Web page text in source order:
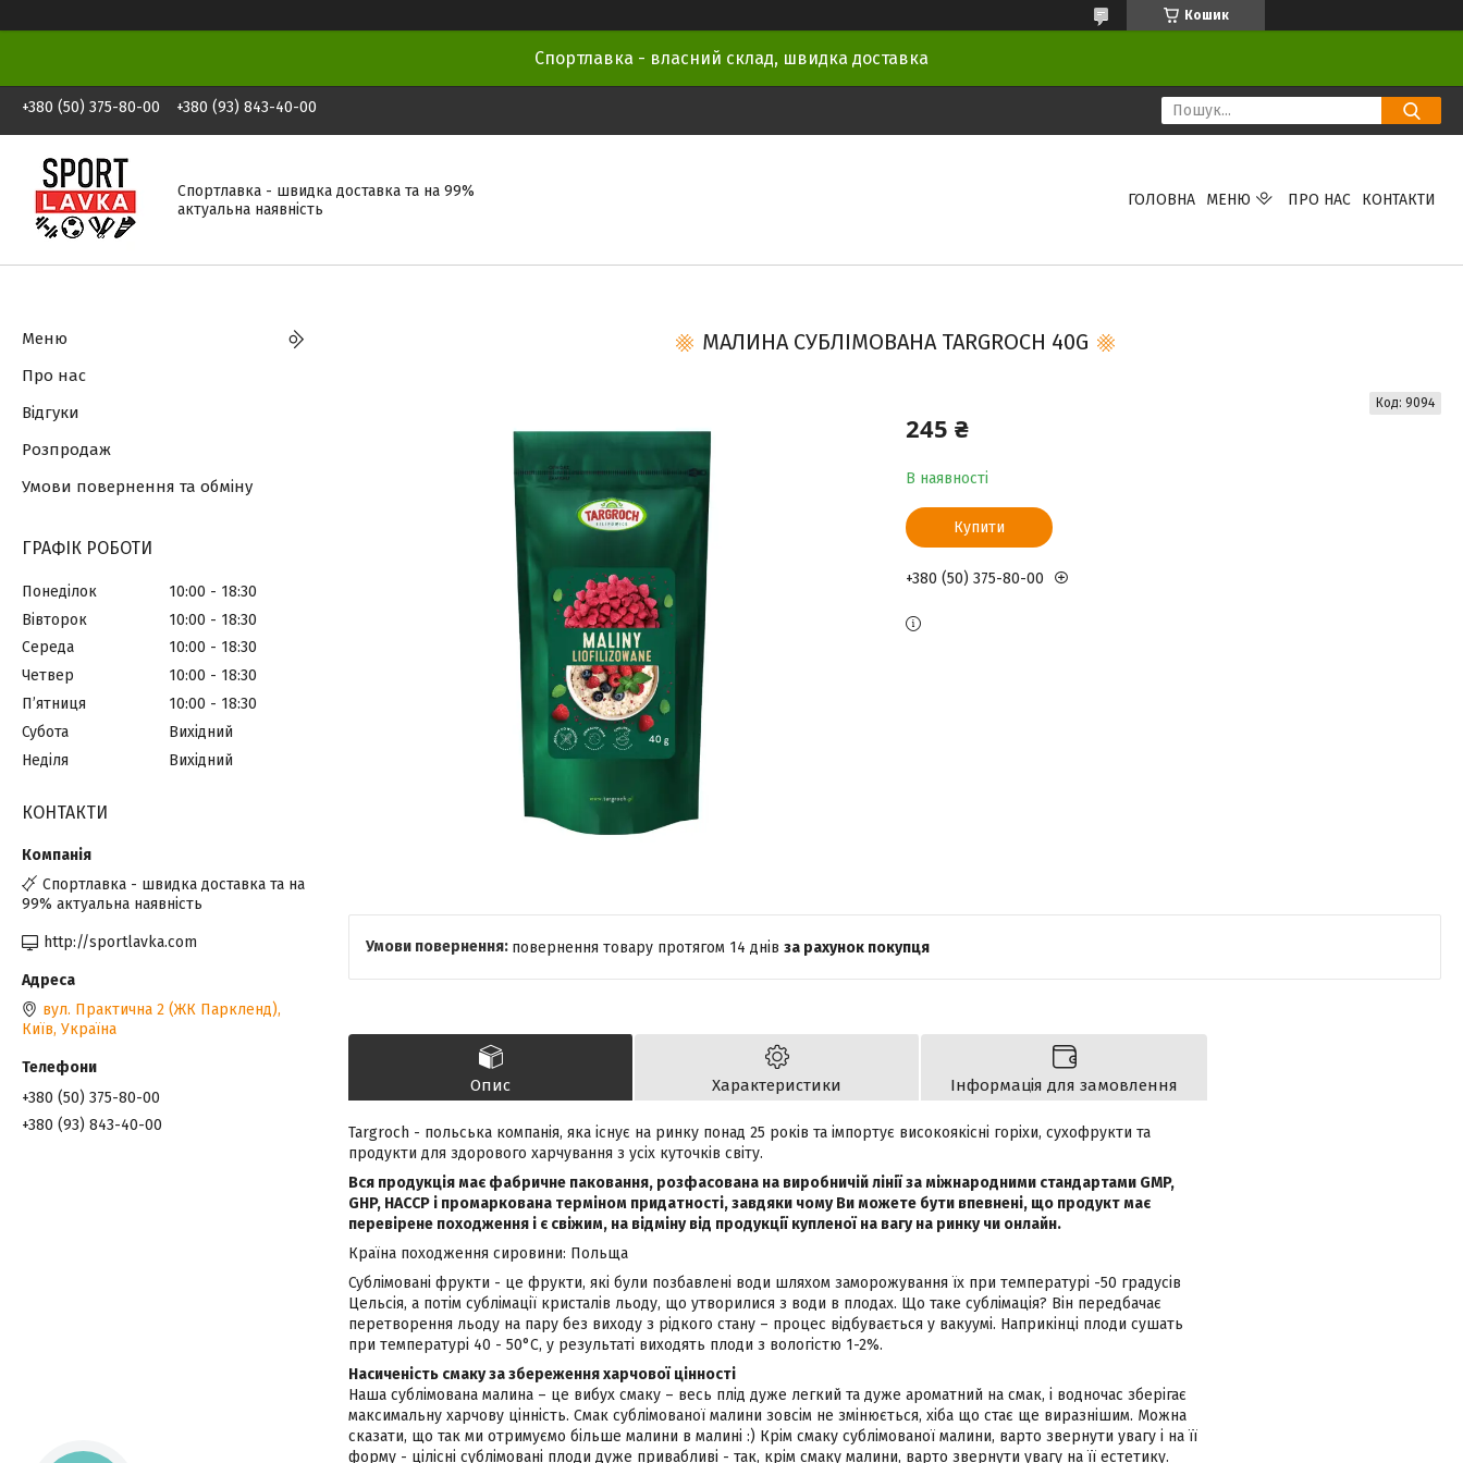
Кошик
Спортлавка - власний склад, швидка доставка
+380 (50) 375-80-00 +380 (93) 843-40-00
Спортлавка - швидка доставка та на 99%
актуальна наявність
ГОЛОВНА МЕНЮ ПРО НАС КОНТАКТИ
МАЛИНА СУБЛІМОВАНА TARGROCH 40G
245 ₴
В наявності
Код: 9094
Купити
+380 (50) 375-80-00
повернення товару протягом 14 днів за рахунок покупця
Опис Характеристики Інформація для замовлення
Targroch - польська компанія, яка існує на ринку понад 25 років та імпортує високоякісні горіхи, сухофрукти та
продукти для здорового харчування з усіх куточків світу.
Вся продукція має фабричне паковання, розфасована на виробничій лінії за міжнародними стандартами GMP,
GHP, HACCP і промаркована терміном придатності, завдяки чому Ви можете бути впевнені, що продукт має
перевірене походження і є свіжим, на відміну від продукції купленої на вагу на ринку чи онлайн.
Країна походження сировини: Польща
Сублімовані фрукти - це фрукти, які були позбавлені води шляхом заморожування їх при температурі -50 градусів
Цельсія, а потім сублімації кристалів льоду, що утворилися з води в плодах. Що таке сублімація? Він передбачає
перетворення льоду на пару без виходу з рідкого стану – процес відбувається у вакуумі. Наприкінці плоди сушать
при температурі 40 - 50°С, у результаті виходять плоди з вологістю 1-2%.
Насиченість смаку за збереження харчової цінності
Наша сублімована малина – це вибух смаку – весь плід дуже легкий та дуже ароматний на смак, і водночас зберігає
максимальну харчову цінність. Смак сублімованої малини зовсім не змінюється, хіба що стає ще виразнішим. Можна
сказати, що так ми отримуємо більше малини в малині :) Крім смаку сублімованої малини, варто звернути увагу і на її
форму - цілісні сублімовані плоди дуже привабливі - так, крім смаку малини, варто звернути увагу на її естетику.
Меню
Про нас
Відгуки
Розпродаж
Умови повернення та обміну
ГРАФІК РОБОТИ
Понеділок 10:00
18:30
Вівторок
10:00
18:30
Середа
10:00
18:30
Четвер
10:00
18:30
Пʼятниця
10:00
18:30
Субота
Вихідний
Неділя
Вихідний
КОНТАКТИ
Спортлавка - швидка доставка та на
99% актуальна наявність
http://sportlavka.com
вул. Практична 2 (ЖК Паркленд),
Київ, Україна
+380 (50) 375-80-00
+380 (93) 843-40-00